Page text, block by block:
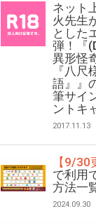
ネット
火先生
とした
弾！『
異形怪
『八
語』』
筆サイ
ントキ
2017.11.13
【9/30
で利用
方法一
2024.09.30